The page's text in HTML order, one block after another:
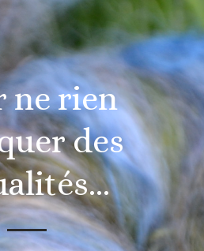
ne rien
des